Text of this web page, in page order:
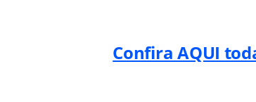
Confira AQUI